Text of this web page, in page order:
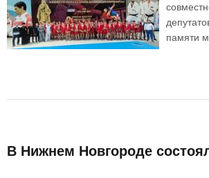
памяти
В Нижнем Новгороде